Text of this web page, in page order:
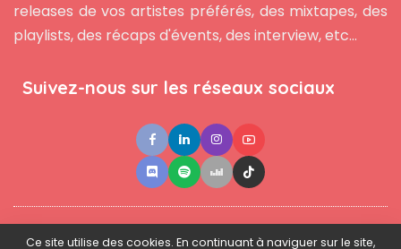
releases de vos artistes préférés, des mixtapes, des
playlists, des récaps d'évents, des interview, etc...
Suivez-nous sur les réseaux sociaux
Contact ●Newsletter ● L'équipe ● Mentions légales
Ce site utilise des cookies. En continuant à naviguer sur le site,